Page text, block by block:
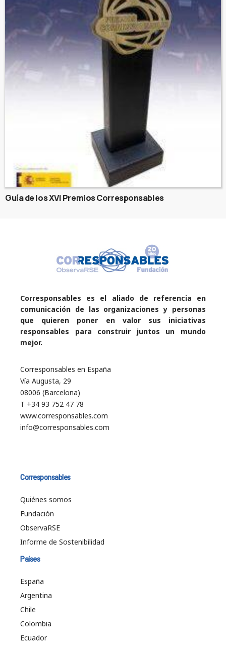
Guía de los XVI Premios Corresponsables
Corresponsables es el aliado de referencia en
comunicación de las organizaciones y personas
que quieren poner en valor sus iniciativas
responsables para construir juntos un mundo
mejor.
Corresponsables en España
Vía Augusta, 29
08006 (Barcelona)
T +34 93 752 47 78
www.corresponsables.com
info@corresponsables.com
Corresponsables
Quiénes somos
Fundación
ObservaRSE
Informe de Sostenibilidad
Países
España
Argentina
Chile
Colombia
Ecuador